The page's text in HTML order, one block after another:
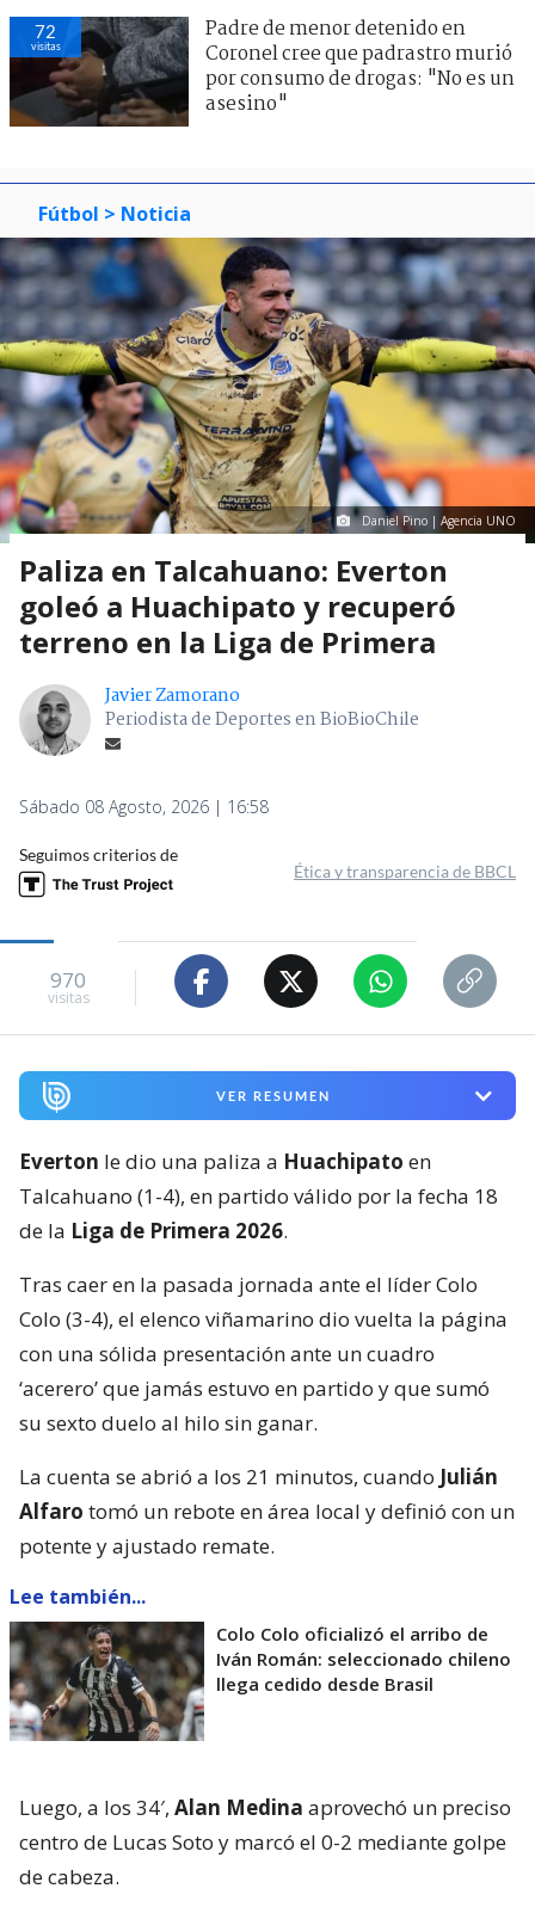
72
visitas
Padre de menor detenido en
Coronel cree que padrastro murió
por consumo de drogas: "No es un
asesino"
Fútbol > Noticia
Daniel Pino | Agencia UNO
Paliza en Talcahuano: Everton
goleó a Huachipato y recuperó
terreno en la Liga de Primera
Javier Zamorano
Periodista de Deportes en BioBioChile
Sábado 08 Agosto, 2026 | 16:58
Seguimos criterios de
Ética y transparencia de BBCL
970
visitas
VER RESUMEN
Everton le dio una paliza a Huachipato en
Talcahuano (1-4), en partido válido por la fecha 18
de la Liga de Primera 2026.
Tras caer en la pasada jornada ante el líder Colo
Colo (3-4), el elenco viñamarino dio vuelta la página
con una sólida presentación ante un cuadro
‘acerero’ que jamás estuvo en partido y que sumó
su sexto duelo al hilo sin ganar.
La cuenta se abrió a los 21 minutos, cuando Julián
Alfaro tomó un rebote en área local y definió con un
potente y ajustado remate.
Lee también...
Colo Colo oficializó el arribo de
Iván Román: seleccionado chileno
llega cedido desde Brasil
Luego, a los 34′, Alan Medina aprovechó un preciso
centro de Lucas Soto y marcó el 0-2 mediante golpe
de cabeza.